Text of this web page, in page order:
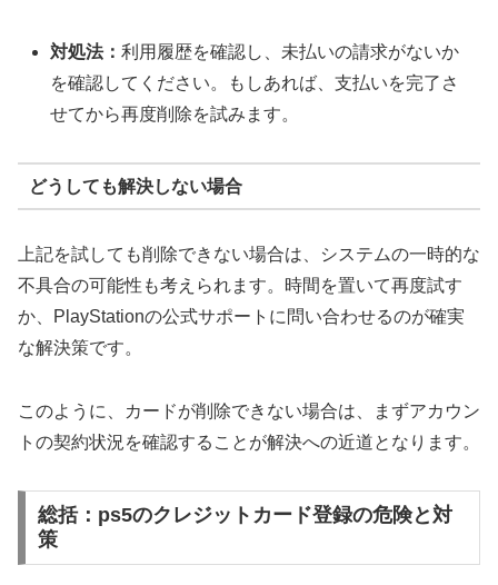
対処法：利用履歴を確認し、未払いの請求がないか
を確認してください。もしあれば、支払いを完了さ
せてから再度削除を試みます。
どうしても解決しない場合
上記を試しても削除できない場合は、システムの一時的な
不具合の可能性も考えられます。時間を置いて再度試す
か、PlayStationの公式サポートに問い合わせるのが確実
な解決策です。
このように、カードが削除できない場合は、まずアカウン
トの契約状況を確認することが解決への近道となります。
総括：ps5のクレジットカード登録の危険と対
策